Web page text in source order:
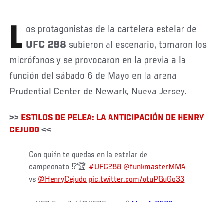
Los protagonistas de la cartelera estelar de
UFC 288 subieron al escenario, tomaron los
micrófonos y se provocaron en la previa a la
función del sábado 6 de Mayo en la arena
Prudential Center de Newark, Nueva Jersey.
>> ESTILOS DE PELEA: LA ANTICIPACIÓN DE HENRY
CEJUDO <<
Con quién te quedas en la estelar de
campeonato ⁉️🏆 #UFC288 @funkmasterMMA
vs @HenryCejudo pic.twitter.com/otuPGuGo33